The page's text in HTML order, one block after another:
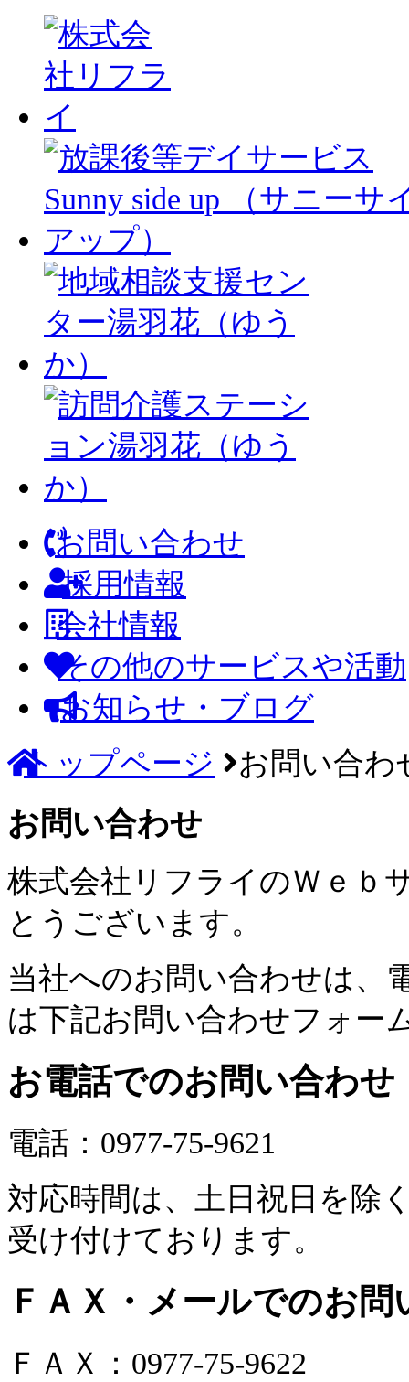
お問い合わせ
採用情報
会社情報
その他のサービスや活動
お知らせ・ブログ
トップページ
お問い合わ
お問い合わせ
株式会社リフライのＷｅｂ
とうございます。
当社へのお問い合わせは、
は下記お問い合わせフォー
お電話でのお問い合わせ
電話： 0977-75-9621
対応時間は、土日祝日を除
受け付けております。
ＦＡＸ・メールでのお問
ＦＡＸ： 0977-75-9622